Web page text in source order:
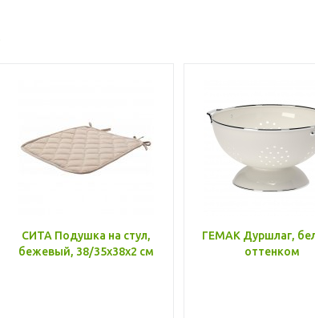
СИТА Подушка на стул,
бежевый, 38/35x38x2 см
ГЕМАК Дуршлаг,
оттенком